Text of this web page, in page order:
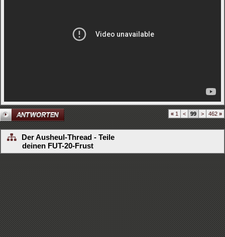
« 1 < 99 > 462 »
Der Ausheul-Thread - Teile
deinen FUT-20-Frust